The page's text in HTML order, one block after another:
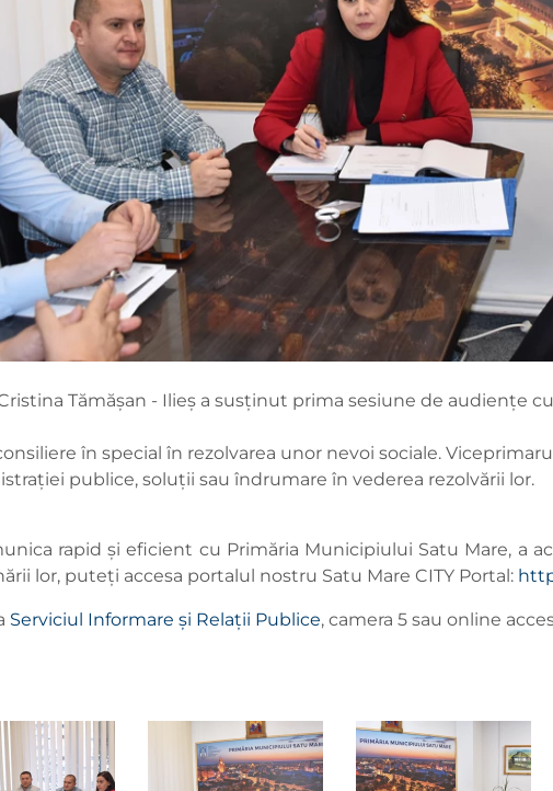
Tămășan - Ilieș a susținut prima sesiune de audiențe
în special în rezolvarea unor nevoi sociale.
publice, soluții sau îndrumare în vederea rezolvării lor.
rapid și eficient cu Primăria Municipiului Satu Mare, a
lor, puteți accesa portalul nostru Satu Mare CITY Portal:
Serviciul Informare și Relații Publice, camera 5 sau online